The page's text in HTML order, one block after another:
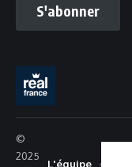
S'abonner
©
2025
L'équipe